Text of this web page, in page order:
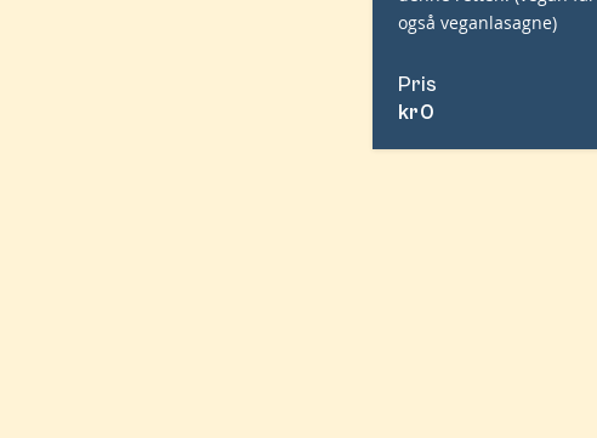
også veganlasagne)
Pris
kr0